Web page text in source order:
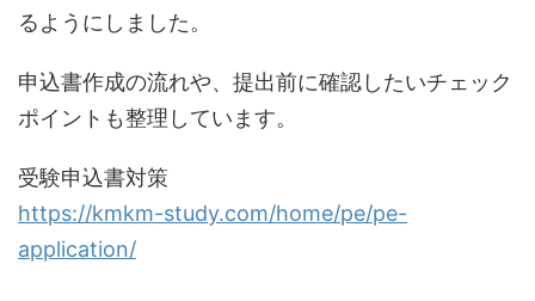
るようにしました。
申込書作成の流れや、提出前に確認したいチェック
ポイントも整理しています。
受験申込書対策
https://kmkm-study.com/home/pe/pe-
application/